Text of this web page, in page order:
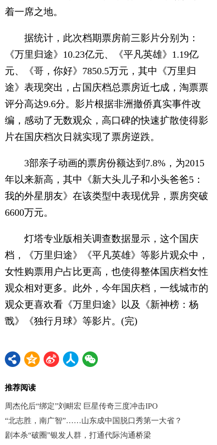
着一席之地。
据统计，此次档期票房前三影片分别为：
《万里归途》10.23亿元、《平凡英雄》1.19亿
元、《哥，你好》7850.5万元，其中《万里归
途》表现突出，占国庆档总票房近七成，淘票票
评分高达9.6分。影片根据非洲撤侨真实事件改
编，感动了无数观众，高口碑的快速扩散使得影
片在国庆档次日就实现了票房逆跌。
3部亲子动画的票房份额达到7.8%，为2015
年以来新高，其中《新大头儿子和小头爸爸5：
我的外星朋友》在该类型中表现优异，票房突破
6600万元。
灯塔专业版相关调查数据显示，这个国庆
档，《万里归途》《平凡英雄》等影片观众中，
女性购票用户占比更高，也使得整体国庆档女性
观众相对更多。此外，今年国庆档，一线城市的
观众更喜欢看《万里归途》以及《新神榜：杨
戬》《独行月球》等影片。(完)
推荐阅读
周杰伦后“绑定”刘畊宏 巨星传奇三度冲击IPO
“北志胜，南广智”……山东成中国脱口秀第一大省？
剧本杀“破圈”银发人群，打通代际沟通桥梁